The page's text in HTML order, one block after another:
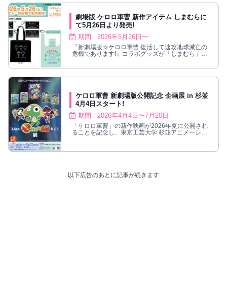
劇場版 ケロロ軍曹 新作アイテム しまむらに
て5月26日より発売!
期間 : 2026年5月26日〜
『新劇場版☆ケロロ軍曹 復活して速攻地球滅亡の
危機であります!』コラボグッズが「しまむら」に
ケロロ軍曹 新劇場版公開記念 企画展 in 杉並
4月4日スタート!
期間 : 2026年4月4日〜7月20日
「ケロロ軍曹」の新作映画が2026年夏に公開され
ることを記念し、東京工芸大学 杉並アニメーショ
以下広告のあとに記事が続きます